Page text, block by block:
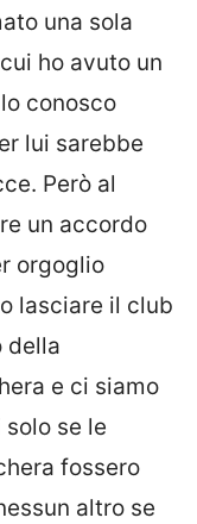
una sola
ho avuto un
conosco
lui sarebbe
Però al
un accordo
orgoglio
lasciare il club
della
e ci siamo
se le
fossero
altro se